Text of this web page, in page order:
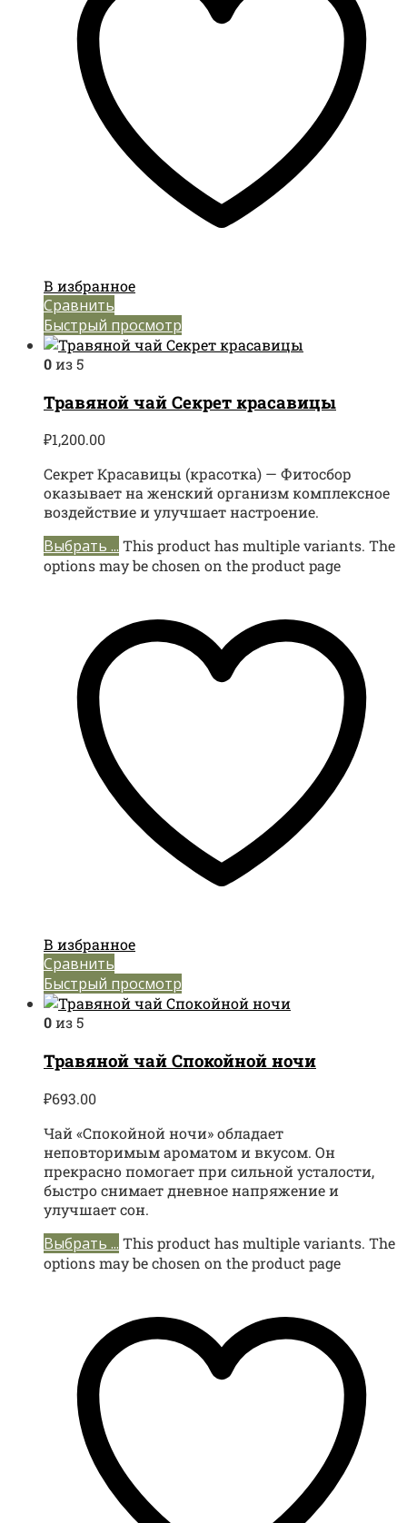
В избранное
Сравнить
Быстрый просмотр
0из 5
Травяной чай Секрет красавицы
₽1,200.00
Секрет Красавицы (красотка) — Фитосбор
оказывает на женский организм комплексное
воздействие и улучшает настроение.
Выбрать ... This product has multiple variants. The
options may be chosen on the product page
В избранное
Сравнить
Быстрый просмотр
0из 5
Травяной чай Спокойной ночи
₽693.00
Чай «Спокойной ночи» обладает
неповторимым ароматом и вкусом. Он
прекрасно помогает при сильной усталости,
быстро снимает дневное напряжение и
улучшает сон.
Выбрать ... This product has multiple variants. The
options may be chosen on the product page